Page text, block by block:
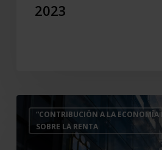
2023
“CONTRIBUCIÓN A LA ECONOMÍA
SOBRE LA RENTA
actividad